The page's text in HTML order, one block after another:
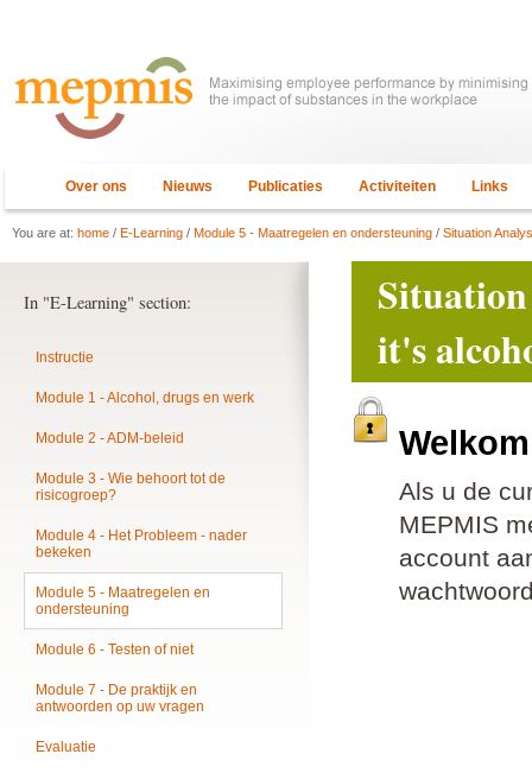
Over ons Nieuws Publicaties Activiteiten Links
You are at: home / E-Learning / Module 5 - Maatregelen en ondersteuning / Situation
it's
Als u de
MEPMIS
account
In "E-Learning" section:
Instructie
Module 1 - Alcohol, drugs en werk
Module 2 - ADM-beleid
Module 3 - Wie behoort tot de
risicogroep?
Module 4 - Het Probleem - nader
bekeken
Module 5 - Maatregelen en
ondersteuning
Module 6 - Testen of niet
Module 7 - De praktijk en
antwoorden op uw vragen
Evaluatie